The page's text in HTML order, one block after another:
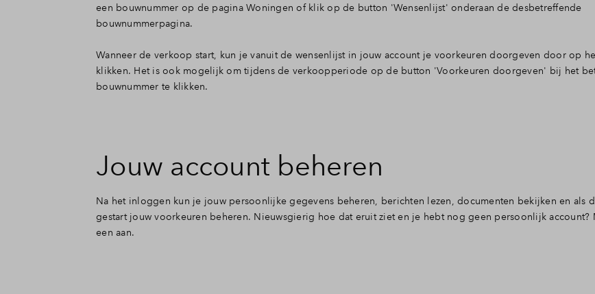
een bouwnummer op de pagina Woningen of klik op de button 'Wensenlijst' onderaan de desbetreffende
bouwnummerpagina.
Wanneer de verkoop start, kun je vanuit de wensenlijst in jouw account je voorkeuren doorgeven door op
klikken. Het is ook mogelijk om tijdens de verkoopperiode op de button 'Voorkeuren doorgeven' bij het
bouwnummer te klikken.
Jouw account beheren
Na het inloggen kun je jouw persoonlijke gegevens beheren, berichten lezen, documenten bekijken en als
gestart jouw voorkeuren beheren. Nieuwsgierig hoe dat eruit ziet en je hebt nog geen persoonlijk account?
een aan.